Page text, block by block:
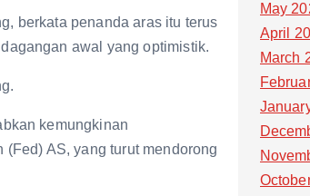
berkata penanda aras itu terus
awal yang optimistik.
kemungkinan
AS, yang turut mendorong
May
April
March